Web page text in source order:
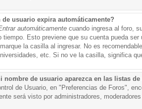
usuario expira automáticamente?
automáticamentecuando ingresa al foro,
tiempo. Esto previene que su cuenta pueda
la casilla al ingresar. No es
etc. Si no ve la casilla, significa
nombre de usuario aparezca en las listas
de Usuario, en "Preferencias de Foros",
será visto por administradores,